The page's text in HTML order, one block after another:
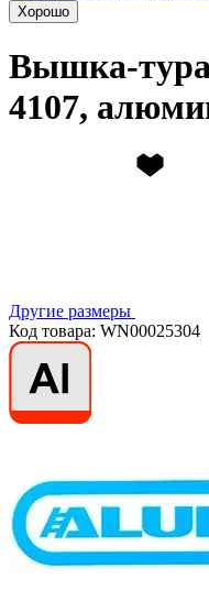
Хорошо
Вышка-
4107,
Другие размеры
Код товара: WN00025304